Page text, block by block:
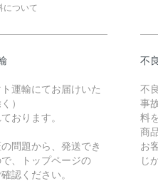
について
運輸にてお届けいた
）
おります。
問題から、発送でき
、トップページの
認ください。
不
不
事
料
商
お
じ